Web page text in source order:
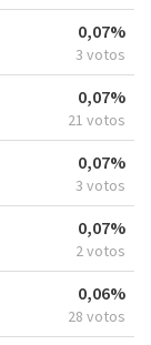
0,07%
3 votos
0,07%
21 votos
0,07%
3 votos
0,07%
2 votos
0,06%
28 votos